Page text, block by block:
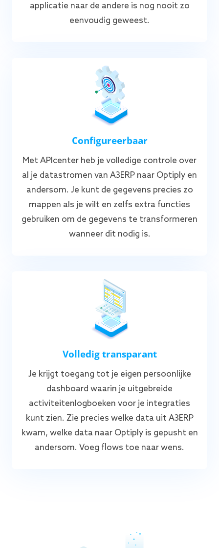
applicatie naar de andere is nog nooit zo
eenvoudig geweest.
Configureerbaar
Met APIcenter heb je volledige controle over
al je datastromen van A3ERP naar Optiply en
andersom. Je kunt de gegevens precies zo
mappen als je wilt en zelfs extra functies
gebruiken om de gegevens te transformeren
wanneer dit nodig is.
Volledig transparant
Je krijgt toegang tot je eigen persoonlijke
dashboard waarin je uitgebreide
activiteitenlogboeken voor je integraties
kunt zien. Zie precies welke data uit A3ERP
kwam, welke data naar Optiply is gepusht en
andersom. Voeg flows toe naar wens.